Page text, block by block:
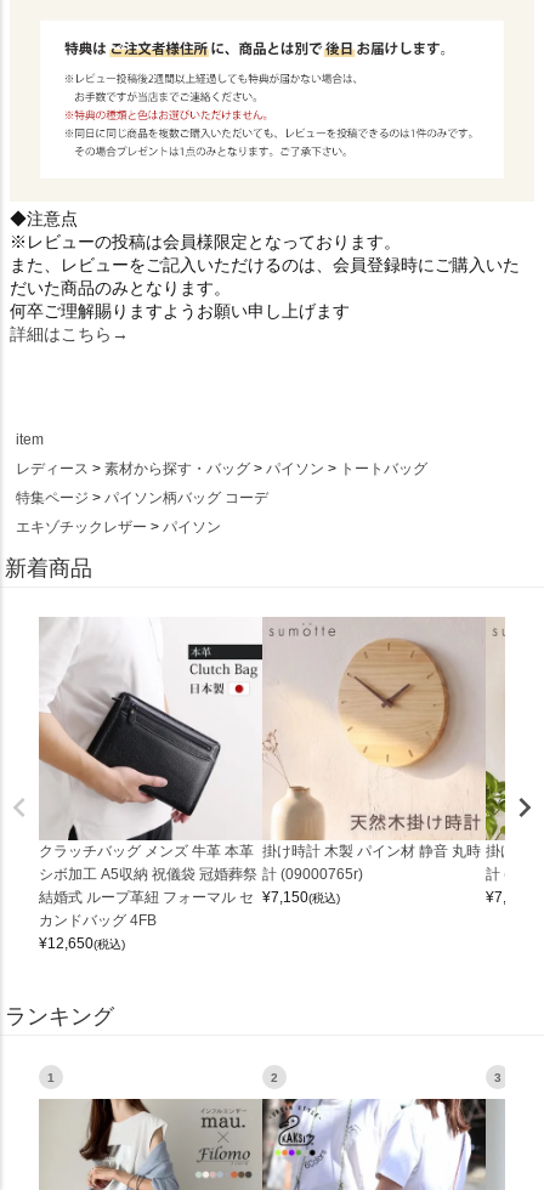
◆注意点
※レビューの投稿は会員様限定となっております。
また、レビューをご記入いただけるのは、会員登録時にご購入いた
だいた商品のみとなります。
何卒ご理解賜りますようお願い申し上げます
詳細はこちら→
item
レディース
素材から探す・バッグ パイソン
トートバッグ
特集ページ
パイソン柄バッグ コーデ
エキゾチックレザー
パイソン
新着商品
クラッチバッグ メンズ 牛革 本革
シボ加工 A5収納 祝儀袋 冠婚葬祭
結婚式 ループ革紐 フォーマル セ
カンドバッグ 4FB
¥12,650(税込)
掛け時計 木製 パイン材 静音 丸時
計 (09000765r)
¥7,150(税込)
掛け時
計
¥7,150
ランキング
1 2 3